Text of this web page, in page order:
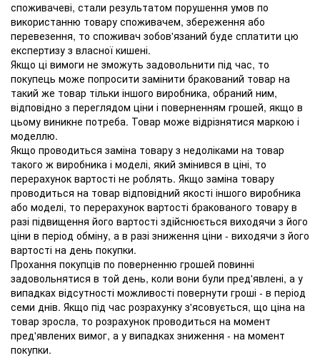
споживачеві, стали результатом порушення умов по
використанню товару споживачем, збереження або
перевезення, то споживач зобов'язаний буде сплатити цю
експертизу з власної кишені.
Якщо ці вимоги не зможуть задовольнити під час, то
покупець може попросити замінити бракований товар на
такий же товар тільки іншого виробника, обраний ним,
відповідно з переглядом ціни і поверненням грошей, якщо в
цьому виникне потреба. Товар може відрізнятися маркою і
моделлю.
Якщо проводиться заміна товару з недоліками на товар
такого ж виробника і моделі, який змінився в ціні, то
перерахунок вартості не роблять. Якщо заміна товару
проводиться на товар відповідний якості іншого виробника
або моделі, то перерахунок вартості бракованого товару в
разі підвищення його вартості здійснюється виходячи з його
ціни в період обміну, а в разі зниження ціни - виходячи з його
вартості на день покупки.
Прохання покупців по поверненню грошей повинні
задовольнятися в той день, коли вони були пред'явлені, а у
випадках відсутності можливості повернути гроші - в період
семи днів. Якщо під час розрахунку з'ясовується, що ціна на
товар зросла, то розрахунок проводиться на момент
пред'явлених вимог, а у випадках зниження - на момент
покупки.